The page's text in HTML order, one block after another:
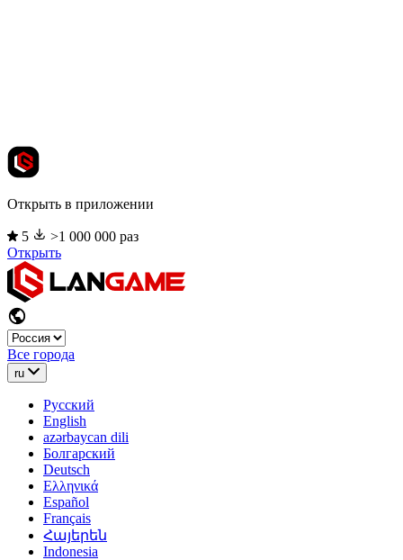
Открыть в приложении
5
>1 000 000 раз
Открыть
Все города
ru
Русский
English
azərbaycan dili
Болгарский
Deutsch
Ελληνικά
Español
Français
Հայերեն
Indonesia